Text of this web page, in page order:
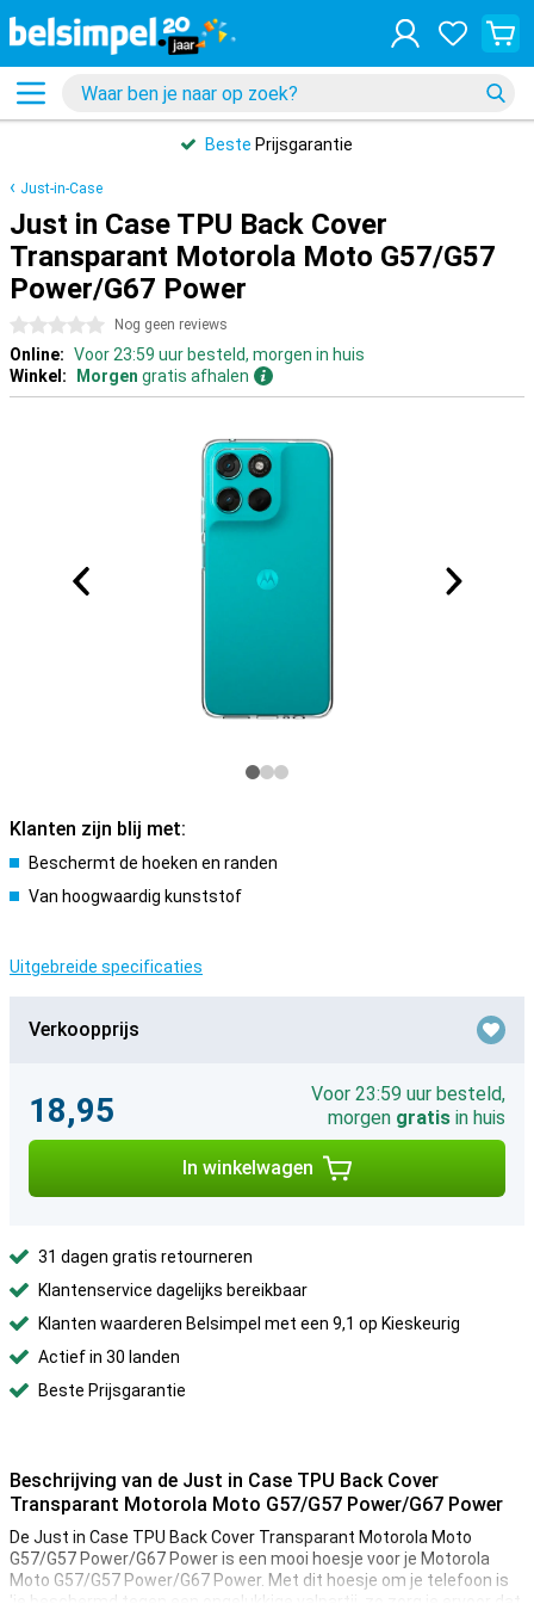
Beste Prijsgarantie
Just-in-Case
Just in Case TPU Back Cover
Transparant Motorola Moto G57/G57
Power/G67 Power
0 sterren Nog geen reviews
Online: Voor 23:59 uur besteld, morgen in huis
Winkel:
Morgen gratis afhalen
Klanten zijn blij met:
Beschermt de hoeken en randen
Van hoogwaardig kunststof
Uitgebreide specificaties
Verkoopprijs
18,95
Voor 23:59 uur besteld,
morgen gratis in huis
In winkelwagen
31 dagen gratis retourneren
Klantenservice dagelijks bereikbaar
Klanten waarderen Belsimpel met een 9,1 op Kieskeurig
Actief in 30 landen
Beste Prijsgarantie
Beschrijving van de Just in Case TPU Back Cover
Transparant Motorola Moto G57/G57 Power/G67 Power
De Just in Case TPU Back Cover Transparant Motorola Moto
G57/G57 Power/G67 Power is een mooi hoesje voor je Motorola
Moto G57/G57 Power/G67 Power. Met dit hoesje om je telefoon is